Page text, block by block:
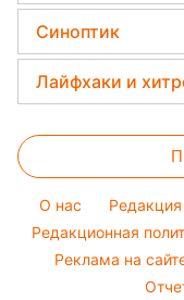
Виталий
София Ротару
Ольга Сумская
Филипп
Новости
Новости Одессы
Новости
Новости Ровно
Красивый
Модные ошибки
Новости моды
Салаты
Простые блюда
Легкие десерты
Праздничное
Головоломки
Тесты по
Оптические
Народные
Все о шоу-
Синоптик
Прогноз погоды
Магнитные бури
Погода на
Погода на
Пылевая буря
Лайфхаки и
Уборка
Комнатные
Авто
O нас Редакция
Редакционная
Реклама на